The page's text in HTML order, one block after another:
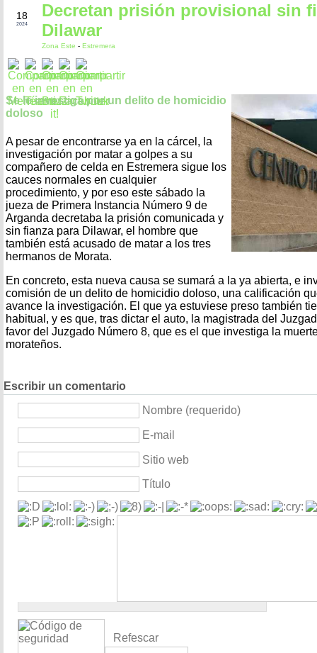
18
2024
Decretan prisión provisional sin
Dilawar
Zona Este - Estremera
Se le investiga por un delito de homicidio
doloso
A pesar de encontrarse ya en la cárcel, la
investigación por matar a golpes a su
compañero de celda en Estremera sigue los
cauces normales en cualquier
procedimiento, y por eso este sábado la
jueza de Primera Instancia Número 9 de
Arganda decretaba la prisión comunicada y
sin fianza para Dilawar, el hombre que
también está acusado de matar a los tres
hermanos de Morata.
En concreto, esta nueva causa se sumará a la ya abierta, e
comisión de un delito de homicidio doloso, una calificación
avance la investigación. El que ya estuviese preso también
habitual, y es que, tras dictar el auto, la magistrada del
favor del Juzgado Número 8, que es el que investiga la
morateños.
Escribir un comentario
Nombre (requerido)
E-mail
Sitio web
Título
Refescar